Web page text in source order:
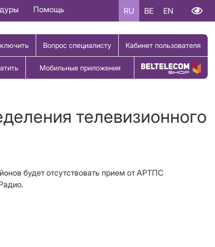
Помощь RU BE EN
Вопрос специалисту Кабинет пользователя
Мобильные приложения Купить товар
телевизионного
будет отсутствовать прием от АРТПС